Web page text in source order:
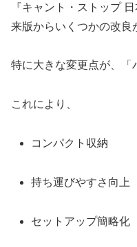
『キャント・ストップ
来版からいくつかの改良
特に大きな変更点が、「
これにより、
コンパクト収納
持ち運びやすさ向上
セットアップ簡略化